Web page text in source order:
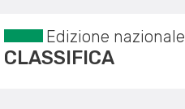
Edizione nazionale
CLASSIFICA